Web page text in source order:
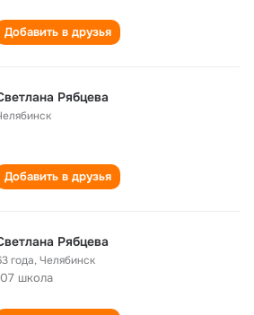
Добавить в друзья
Рябцева
Добавить в друзья
Рябцева
года,Челябинск
школа